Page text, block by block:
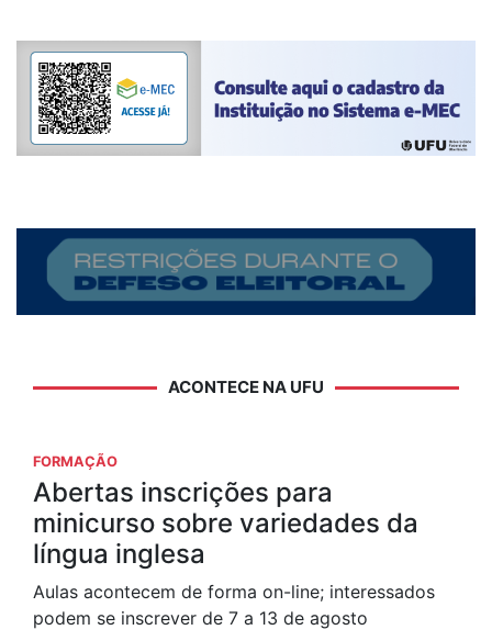
ACONTECE NA UFU
FORMAÇÃO
Abertas inscrições para
minicurso sobre variedades da
língua inglesa
Aulas acontecem de forma on-line; interessados
podem se inscrever de 7 a 13 de agosto